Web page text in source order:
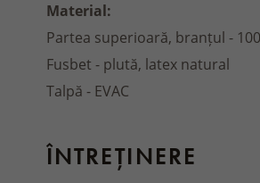
Material:
Partea superioară, branțul -
Fusbet - plută, latex natural
Talpă - EVAC
ÎNTREȚINERE